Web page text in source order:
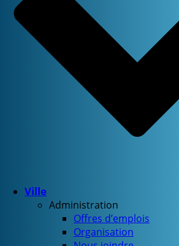
Ville
Administration
Offres d’emplois
Organisation